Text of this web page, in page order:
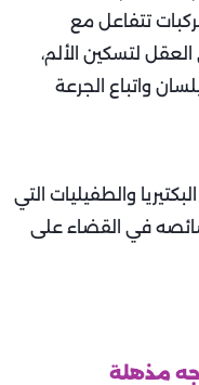
تتفاعل مع
لتسكين الألم،
واتباع الجرعة
والطفيليات التي
في القضاء على
مذهلة